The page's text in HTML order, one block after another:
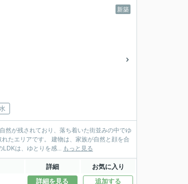
新築
然が残されており、落ち着いた街並みの中でゆ
家族が自然と顔を合
LDKは、ゆとりを感... もっと見る
詳細 お気に入り
詳細を見る 追加する